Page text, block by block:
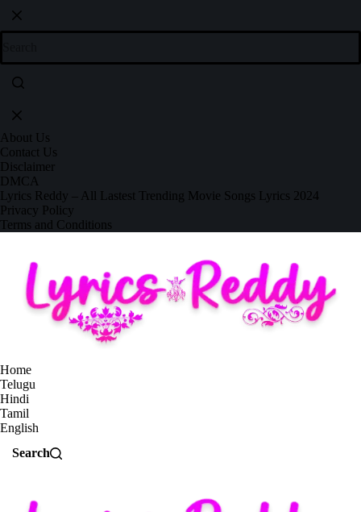
About Us
Contact Us
Disclaimer
DMCA
Lyrics Reddy – All Lastest Trending Movie Songs Lyrics 2024
Privacy Policy
Terms and Conditions
Home
Telugu
Hindi
Tamil
English
Search